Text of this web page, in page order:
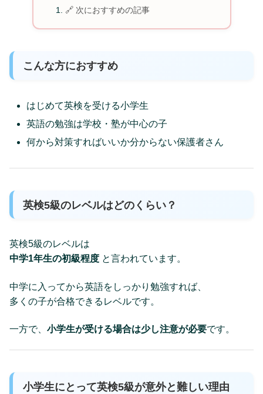
🔗 次におすすめの記事
こんな方におすすめ
はじめて英検を受ける小学生
英語の勉強は学校・塾が中心の子
何から対策すればいいか分からない保護者さん
英検5級のレベルはどのくらい？
英検5級のレベルは
中学1年生の初級程度 と言われています。
中学に入ってから英語をしっかり勉強すれば、
多くの子が合格できるレベルです。
一方で、 小学生が受ける場合は少し注意が必要です。
小学生にとって英検5級が意外と難しい理由